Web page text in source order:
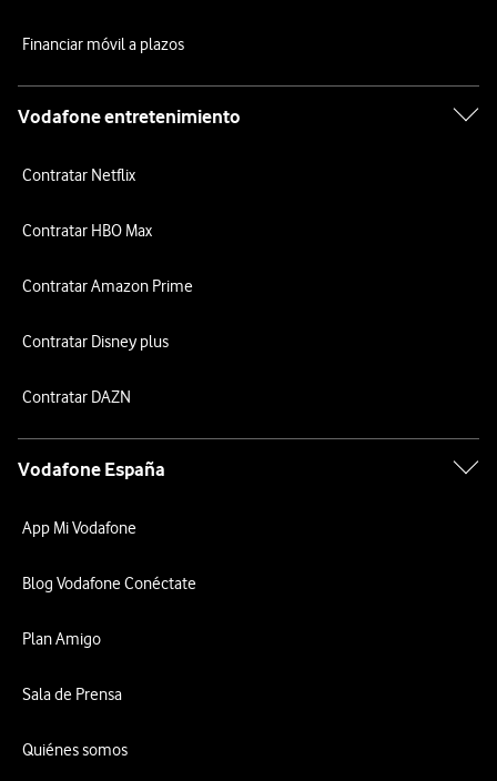
Financiar móvil a plazos
Vodafone entretenimiento
Contratar Netflix
Contratar HBO Max
Contratar Amazon Prime
Contratar Disney plus
Contratar DAZN
Vodafone España
App Mi Vodafone
Blog Vodafone Conéctate
Plan Amigo
Sala de Prensa
Quiénes somos